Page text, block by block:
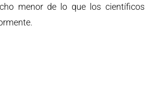
menor de lo que los científicos